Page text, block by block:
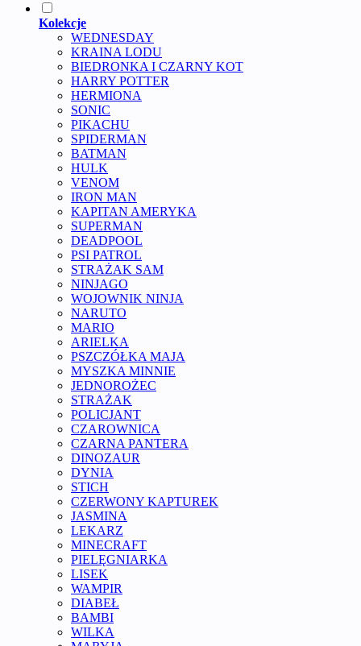
Kolekcje
WEDNESDAY
KRAINA LODU
BIEDRONKA I CZARNY KOT
HARRY POTTER
HERMIONA
SONIC
PIKACHU
SPIDERMAN
BATMAN
HULK
VENOM
IRON MAN
KAPITAN AMERYKA
SUPERMAN
DEADPOOL
PSI PATROL
STRAŻAK SAM
NINJAGO
WOJOWNIK NINJA
NARUTO
MARIO
ARIELKA
PSZCZÓŁKA MAJA
MYSZKA MINNIE
JEDNOROŻEC
STRAŻAK
POLICJANT
CZAROWNICA
CZARNA PANTERA
DINOZAUR
DYNIA
STICH
CZERWONY KAPTUREK
JASMINA
LEKARZ
MINECRAFT
PIELĘGNIARKA
LISEK
WAMPIR
DIABEŁ
BAMBI
WILKA